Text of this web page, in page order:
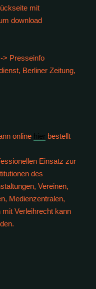
mit
download
> Presseinfo
Berliner Zeitung,
online hier bestellt
Einsatz zur
des
Vereinen,
Medienzentralen,
Verleihrecht kann